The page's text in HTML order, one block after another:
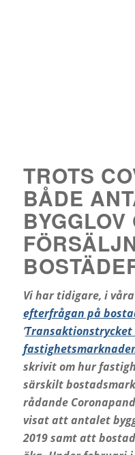
TROTS
BÅDE
BYGGLOV
Vi har tidigare, i
efterfrågan på
’Transaktionstrycket
skrivit om hur
särskilt
rådande
visat att antalet
2019 samt att